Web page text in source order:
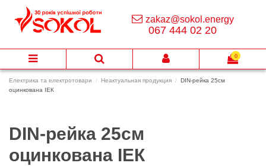
Електрика та електротовари Неактуальная продукция
DIN-рейка 25см
оцинкована ІЕК
DIN-рейка 25см
оцинкована ІЕК
zakaz@sokol.energy
067 444 02 20
0